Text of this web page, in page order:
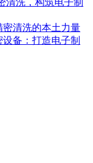
清洗的本土力量
备：打造电子制